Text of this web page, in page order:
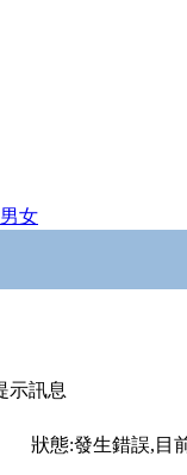
女
示訊息
狀態:發生錯誤,目